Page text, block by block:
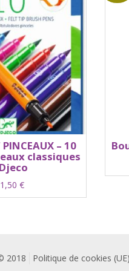
PINCEAUX – 10
classiques
€
2018 Politique de cookies (UE)